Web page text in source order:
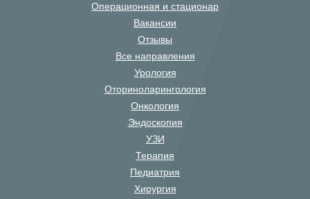
Операционная и стационар
Вакансии
Отзывы
Все направления
Урология
Оториноларингология
Онкология
Эндоскопия
УЗИ
Терапия
Педиатрия
Хирургия